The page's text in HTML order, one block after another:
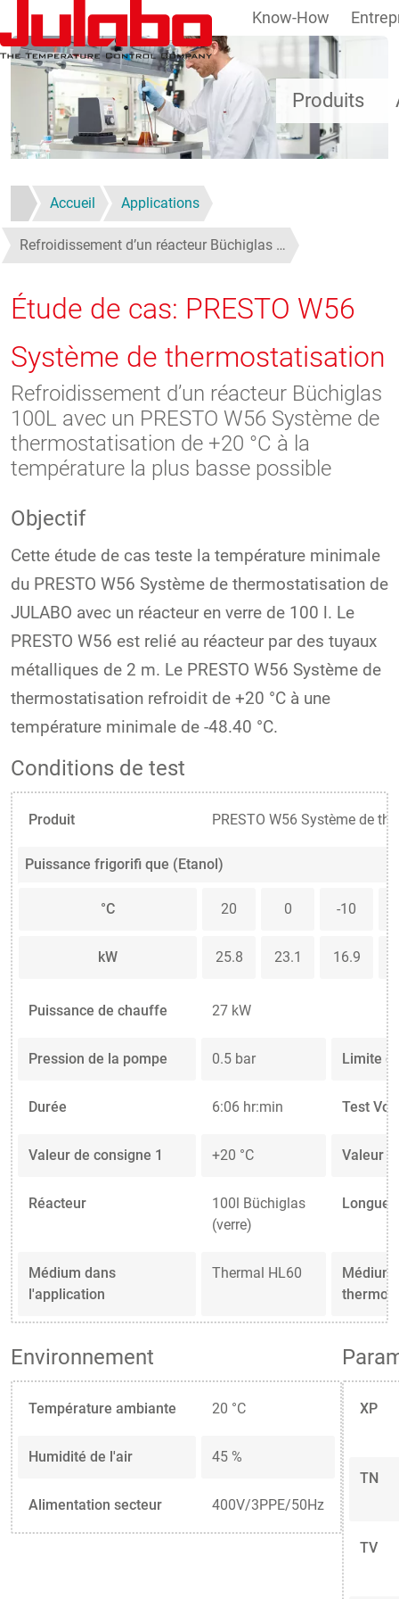
Aller au contenu principal
Produits
Know-How
Accueil Applications
Refroidissement d’un réacteur Büchiglas …
Étude de cas: PRESTO W56
Système de thermostatisation
Refroidissement d’un réacteur Büchiglas
100L avec un PRESTO W56 Système de
thermostatisation de +20 °C à la
température la plus basse possible
Objectif
Cette étude de cas teste la température minimale
du PRESTO W56 Système de thermostatisation de
JULABO avec un réacteur en verre de 100 l. Le
PRESTO W56 est relié au réacteur par des tuyaux
métalliques de 2 m. Le PRESTO W56 Système de
thermostatisation refroidit de +20 °C à une
température minimale de -48.40 °C.
Conditions de test
Produit PRESTO W56 Système de
Puissance frigorifi que (Etanol)
°C 20 0 -10
kW 25.8 23.1 16.9
Puissance de chauffe 27 kW
Pression de la pompe 0.5 bar Limite
Durée 6:06 hr:min Test
Valeur de consigne 1 +20 °C Valeur
Réacteur
100l Büchiglas
(verre)
Médium dans
l'application
Thermal HL60
Médium
Environnement
Température ambiante 20 °C
Humidité de l'air 45 %
Alimentation secteur 400V/3PPE/50Hz
XP
TN
TV